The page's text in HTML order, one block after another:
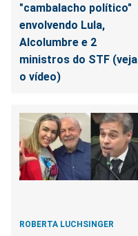
"cambalacho político"
envolvendo Lula,
Alcolumbre e 2
ministros do STF (veja
o vídeo)
ROBERTA LUCHSINGER